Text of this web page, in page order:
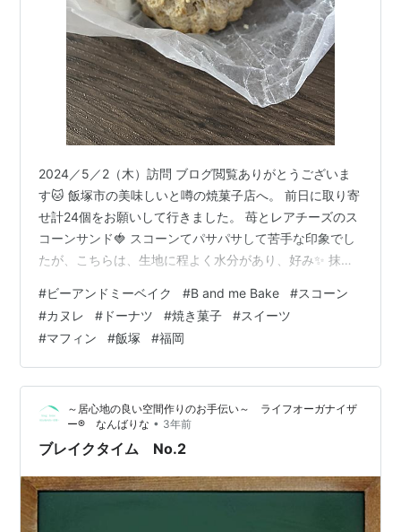
2024／5／2（木）訪問 ブログ閲覧ありがとうございま
す🐱 飯塚市の美味しいと噂の焼菓子店へ。 前日に取り寄
せ計24個をお願いして行きました。 苺とレアチーズのス
コーンサンド🍓 スコーンてパサパサして苦手な印象でし
たが、こちらは、生地に程よく水分があり、好み✨ 抹茶
ワで、プレーンカヌレより好み。 きな粉ドーナツ モチモ
チタイプではないですが、程よい塩加減ときな粉の甘み
が絶妙にマッチしてて美味しい🤤 veganマフィン 黒糖バ
ナナ 封を開けたらバナナ🍌の薫りがフワッと。 やはり、
マフィン✖️バナナ🍌は王道✨ 生地のパサつきは少し気に
なります…
#ビーアンドミーベイク #B and me Bake #スコーン
#カヌレ # ドーナツ #焼き菓子 #スイーツ
#マフィン #飯塚 #福岡
～居心地の良い空間作りのお手伝い～ ライフオーガナイザ
ー®︎ なんばりな • 3年前
ブレイクタイム No.2